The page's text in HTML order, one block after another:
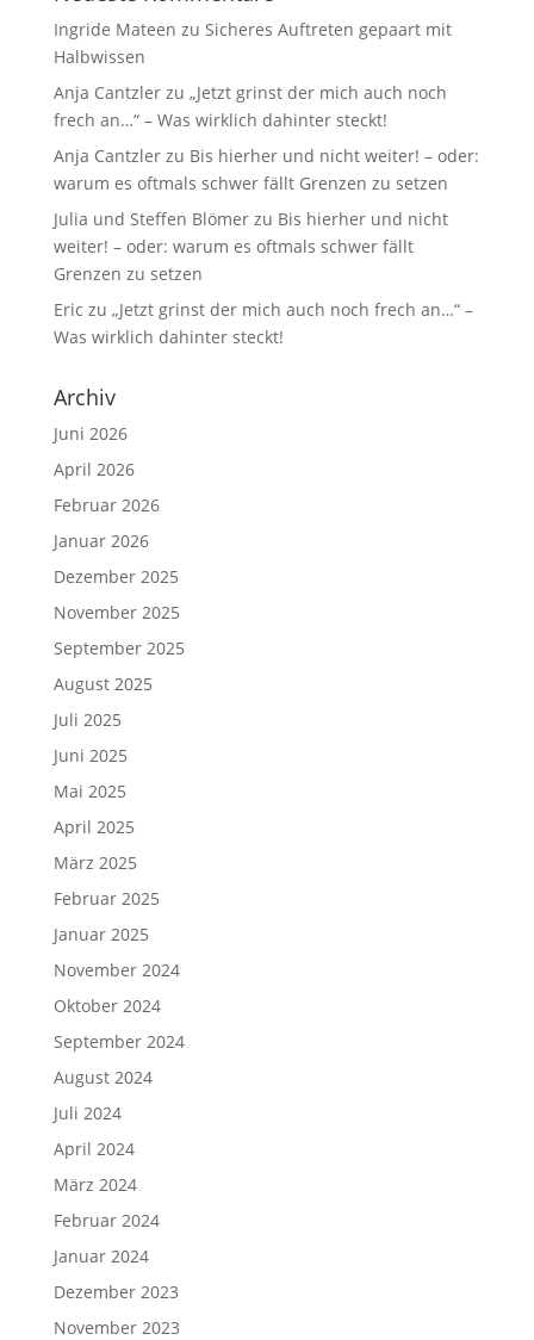
Ingride Mateen zu Sicheres Auftreten gepaart mit
Halbwissen
Anja Cantzlerzu „Jetzt grinst der mich auch noch
frech an…“ – Was wirklich dahinter steckt!
Anja Cantzlerzu Bis hierher und nicht weiter! – oder:
warum es oftmals schwer fällt Grenzen zu setzen
Julia und Steffen Blömerzu Bis hierher und nicht
weiter! – oder: warum es oftmals schwer fällt
Grenzen zu setzen
Eric zu „Jetzt grinst der mich auch noch frech an…“ –
Was wirklich dahinter steckt!
Archiv
Juni 2026
April 2026
Februar 2026
Januar 2026
Dezember 2025
November 2025
September 2025
August 2025
Juli 2025
Juni 2025
Mai 2025
April 2025
März 2025
Februar 2025
Januar 2025
November 2024
Oktober 2024
September 2024
August 2024
Juli 2024
April 2024
März 2024
Februar 2024
Januar 2024
Dezember 2023
November 2023